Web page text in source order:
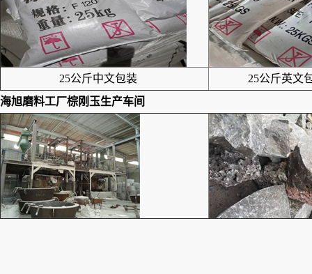
25公斤中文包装
25公斤英文
海旭磨料工厂棕刚玉生产车间